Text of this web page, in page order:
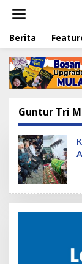
t
Berita
Guntur Tri